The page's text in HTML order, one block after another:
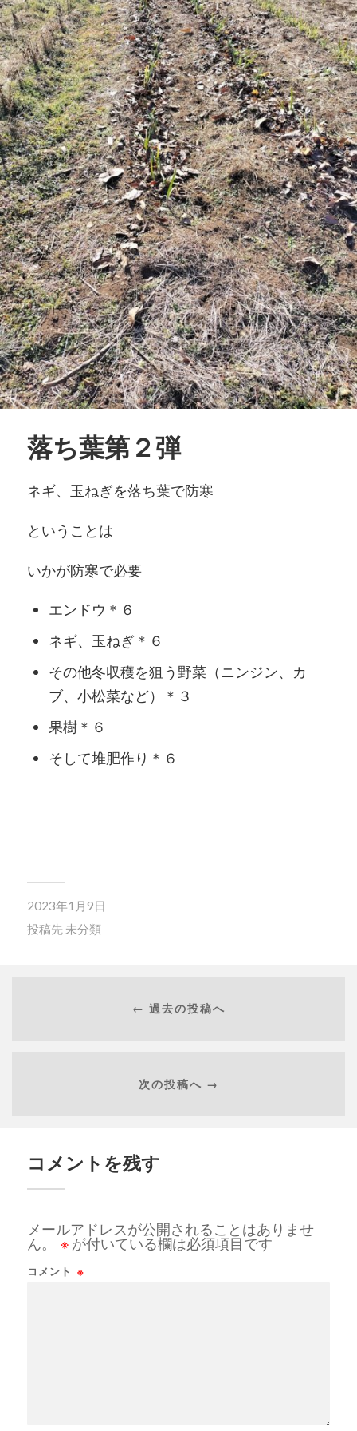
落ち葉第２弾
ネギ、玉ねぎを落ち葉で防寒
ということは
いかが防寒で必要
エンドウ＊６
ネギ、玉ねぎ＊６
その他冬収穫を狙う野菜（ニンジン、カ
ブ、小松菜など）＊３
果樹＊６
そして堆肥作り＊６
2023年1月9日
投稿先 未分類
← 過去の投稿へ
次の投稿へ →
コメントを残す
メールアドレスが公開されることはありませ
ん。
※ が付いている欄は必須項目です
コメント ※